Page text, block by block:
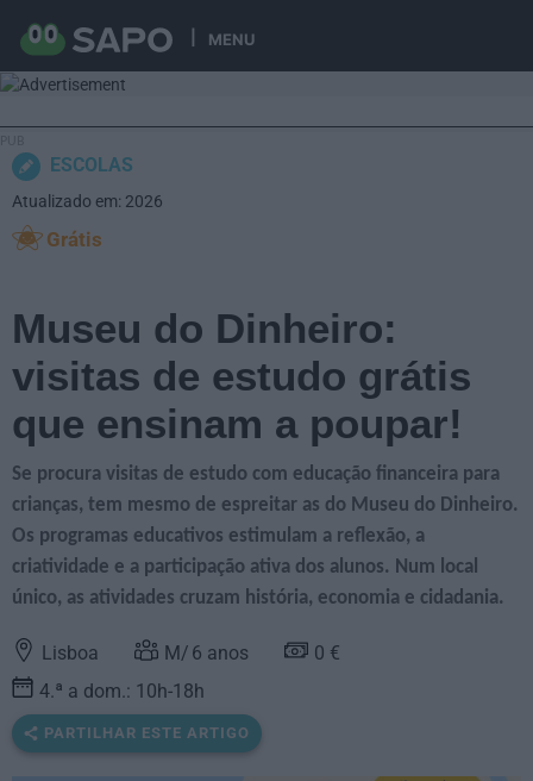
MENU
ESCOLAS
Grátis
Museu do Dinheiro:
visitas de estudo grátis
que ensinam a poupar!
Se procura visitas de estudo com educação financeira para
crianças, tem mesmo de espreitar as do Museu do Dinheiro.
Os programas educativos estimulam a reflexão, a
criatividade e a participação ativa dos alunos. Num local
único, as atividades cruzam história, economia e cidadania.
Lisboa 6 anos
0 €
4.ª a dom.: 10h-18h
PARTILHAR ESTE ARTIGO
Atualizado em: 2026